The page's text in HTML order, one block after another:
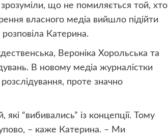
що не помиляється той, хто
власного медіа вийшло підійти
Катерина.
Вероніка Хорольська та
В новому медіа журналістки
проте значно
“вибивались” із концепції. Тому
– каже Катерина. – Ми